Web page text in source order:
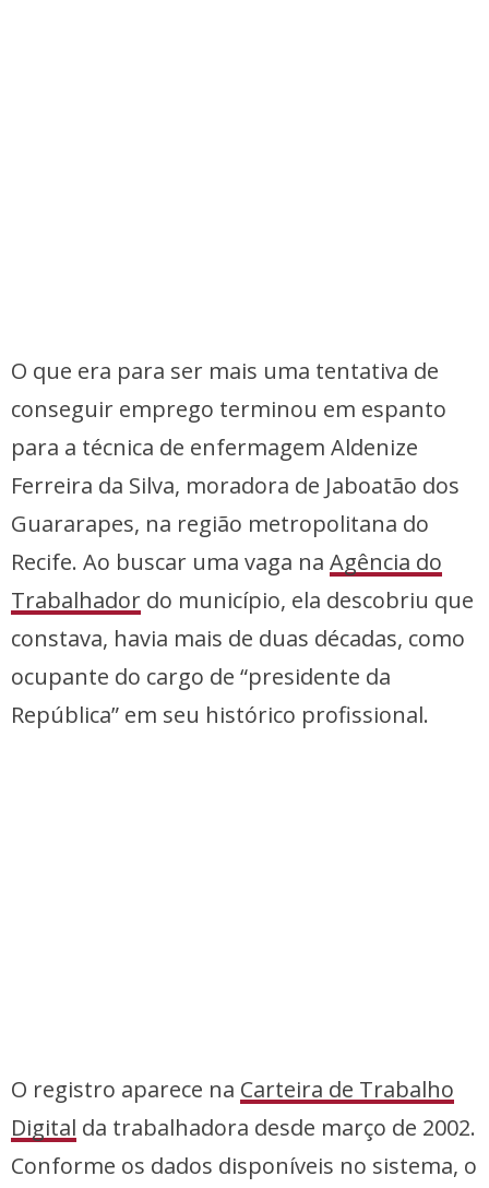
O que era para ser mais uma tentativa de
conseguir emprego terminou em espanto
para a técnica de enfermagem Aldenize
Ferreira da Silva, moradora de Jaboatão dos
Guararapes, na região metropolitana do
Recife. Ao buscar uma vaga na Agência do
Trabalhador do município, ela descobriu que
constava, havia mais de duas décadas, como
ocupante do cargo de “presidente da
República” em seu histórico profissional.
O registro aparece na Carteira de Trabalho
Digital da trabalhadora desde março de 2002.
Conforme os dados disponíveis no sistema, o